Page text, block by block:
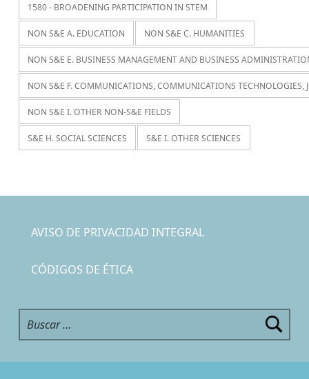
1580 - BROADENING PARTICIPATION IN STEM
NON S&E A. EDUCATION NON S&E C. HUMANITIES
NON S&E E. BUSINESS MANAGEMENT AND BUSINESS
NON S&E F. COMMUNICATIONS, COMMUNICATIONS TECHNOLOGIES,
NON S&E I. OTHER NON-S&E FIELDS
S&E H. SOCIAL SCIENCES S&E I. OTHER SCIENCES
AVISO DE PRIVACIDAD INTEGRAL
CÓDIGOS DE ÉTICA
Buscar: